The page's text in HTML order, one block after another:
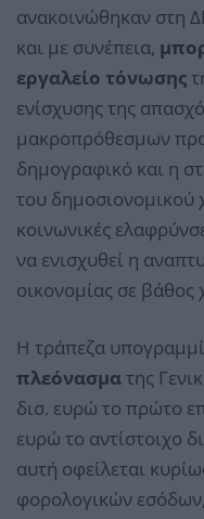
ανακοινώθηκαν στη
και με συνέπεια,
εργαλείο τόνωσης
ενίσχυσης της
μακροπρόθεσμων
δημογραφικό και η
του δημοσιονομικού
κοινωνικές
να ενισχυθεί η
οικονομίας σε βάθος
Η τράπεζα
πλεόνασματης
δισ. ευρώ το πρώτο
ευρώ το αντίστοιχο
αυτή οφείλεται
φορολογικών